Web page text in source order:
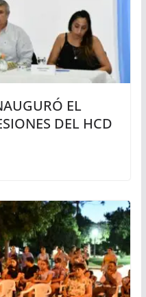
EL
DEL HCD